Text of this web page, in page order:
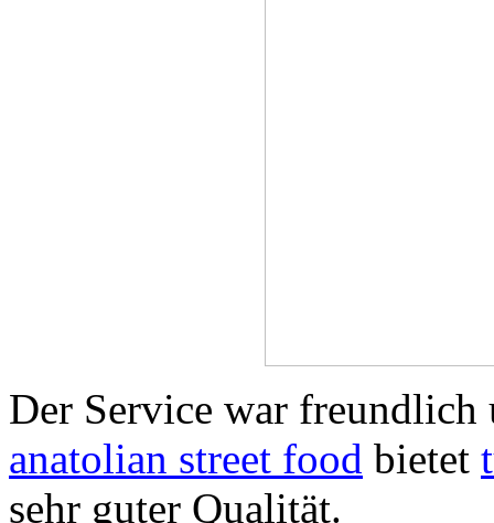
Der Service war
anatolian street food bietet
sehr guter Qualität.